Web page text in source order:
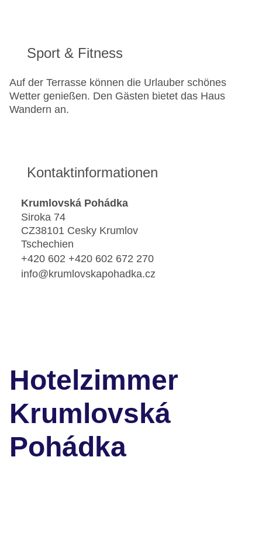
Sport & Fitness
Auf der Terrasse können die Urlauber schönes
Wetter genießen. Den Gästen bietet das Haus
Wandern an.
Kontaktinformationen
Krumlovská Pohádka
Siroka 74
CZ38101 Cesky Krumlov
Tschechien
+420 602 +420 602 672 270
info@krumlovskapohadka.cz
Hotelzimmer
Krumlovská
Pohádka